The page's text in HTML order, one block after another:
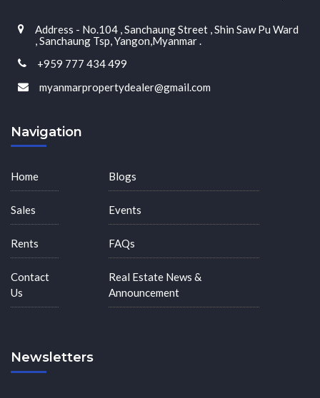
Address - No.104 , Sanchaung Street , Shin Saw Pu Ward
, Sanchaung Tsp, Yangon,Myanmar .
+959 777 434 499
myanmarpropertydealer@gmail.com
Navigation
Home
Sales
Rents
Contact
Us
Blogs
Events
FAQs
Real Estate News &
Announcement
Newsletters